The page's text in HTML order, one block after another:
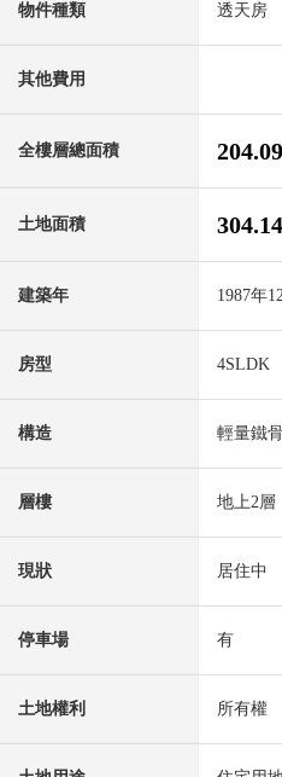
物件種類 透天房
其他費用
全樓層總面積 204.09
土地面積 304.14
建築年 1987年
房型 4SLDK
構造 輕量鐵
層樓 地上2層
現狀 居住中
停車場 有
土地權利 所有權